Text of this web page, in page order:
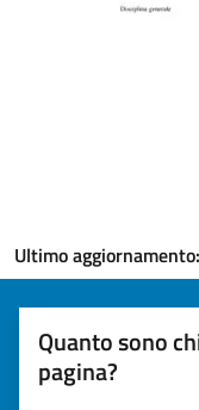
Ultimo aggiornamento:
Quanto sono
pagina?